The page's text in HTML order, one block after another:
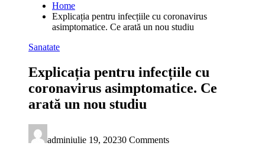
Home
Explicația pentru infecțiile cu coronavirus
asimptomatice. Ce arată un nou studiu
Sanatate
Explicația pentru infecțiile cu
coronavirus asimptomatice. Ce
arată un nou studiu
adminiulie 19, 20230 Comments